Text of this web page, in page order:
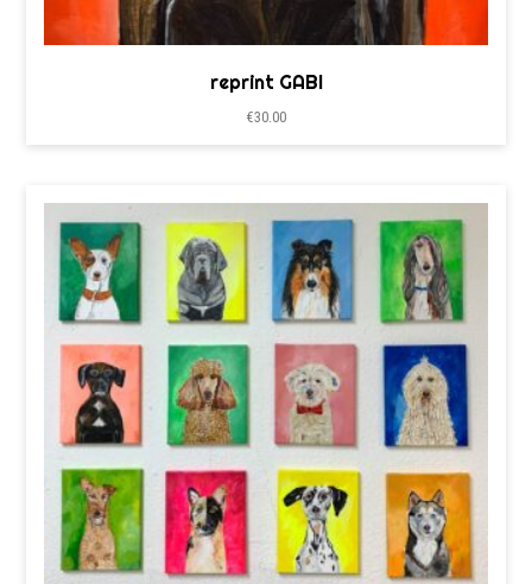
reprint GABI
€30.00